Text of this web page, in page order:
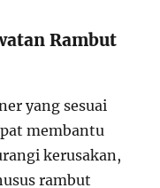
Rambut
yang sesuai
membantu
kerusakan,
rambut